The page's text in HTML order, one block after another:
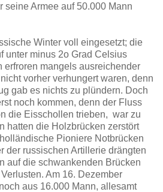
seine Armee auf 50.000 Mann
Winter voll eingesetzt; die
unter minus 2o Grad Celsius
erfroren mangels ausreichender
vorher verhungert waren, denn
gab es nichts zu plündern. Doch
noch kommen, denn der Fluss
die Eisschollen trieben, war zu
hatten die Holzbrücken zerstört
Pioniere Notbrücken
der russischen Artillerie drängten
auf die schwankenden Brücken
Am 16. Dezember
aus 16.000 Mann, allesamt